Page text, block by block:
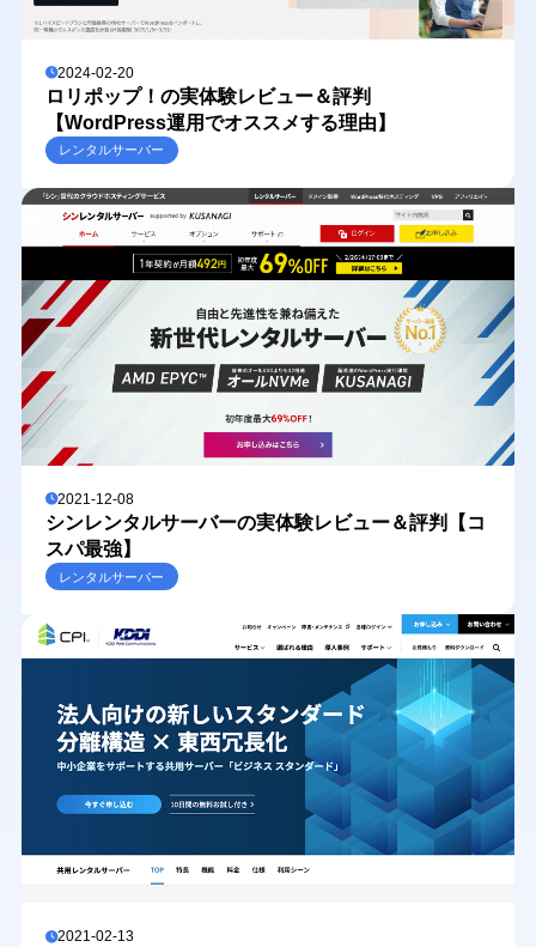
2024-02-20
ロリポップ！の実体験レビュー＆評判
【WordPress運用でオススメする理由】
レンタルサーバー
2021-12-08
シンレンタルサーバーの実体験レビュー＆評判【コ
スパ最強】
レンタルサーバー
2021-02-13